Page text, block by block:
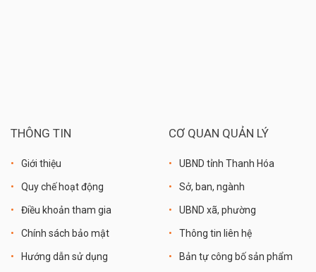
THÔNG TIN
Giới thiệu
Quy chế hoạt động
Điều khoản tham gia
Chính sách bảo mật
Hướng dẫn sử dụng
CƠ QUAN QUẢN LÝ
UBND tỉnh Thanh Hóa
Sở, ban, ngành
UBND xã, phường
Thông tin liên hệ
Bản tự công bố sản phẩm